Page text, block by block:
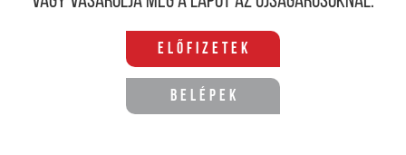
Előfizetek
Belépek